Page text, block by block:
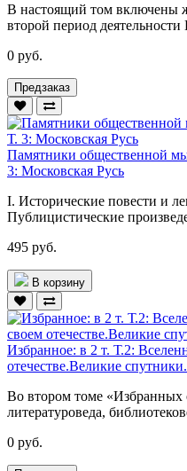
В настоящий том включены
второй период
0 руб.
Предзаказ
Памятники общественной
3: Московская Русь
I. Исторические повести и
Публицистические
495 руб.
В корзину
Избранное: в 2 т. Т.2:
отечестве.Великие
Во втором томе «Избранных
литературоведа,
0 руб.